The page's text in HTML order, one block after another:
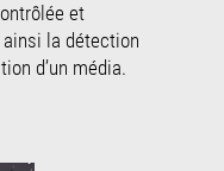
et
la détection
d’un média.